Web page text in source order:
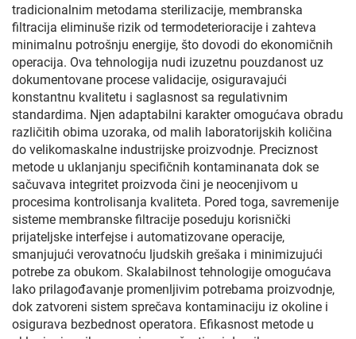
tradicionalnim metodama sterilizacije, membranska
filtracija eliminuše rizik od termodeterioracije i zahteva
minimalnu potrošnju energije, što dovodi do ekonomičnih
operacija. Ova tehnologija nudi izuzetnu pouzdanost uz
dokumentovane procese validacije, osiguravajući
konstantnu kvalitetu i saglasnost sa regulativnim
standardima. Njen adaptabilni karakter omogućava obradu
različitih obima uzoraka, od malih laboratorijskih količina
do velikomaskalne industrijske proizvodnje. Preciznost
metode u uklanjanju specifičnih kontaminanata dok se
sačuvava integritet proizvoda čini je neocenjivom u
procesima kontrolisanja kvaliteta. Pored toga, savremenije
sisteme membranske filtracije poseduju korisnički
prijateljske interfejse i automatizovane operacije,
smanjujući verovatnoću ljudskih grešaka i minimizujući
potrebe za obukom. Skalabilnost tehnologije omogućava
lako prilagođavanje promenljivim potrebama proizvodnje,
dok zatvoreni sistem sprečava kontaminaciju iz okoline i
osigurava bezbednost operatora. Efikasnost metode u